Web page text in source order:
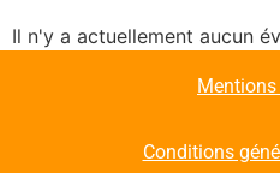
Il n'y a actuellement aucun
Conditions